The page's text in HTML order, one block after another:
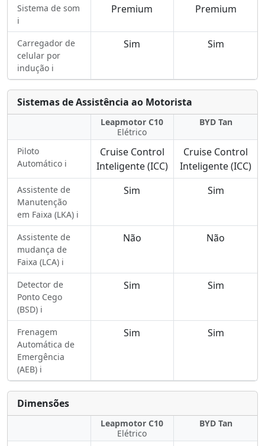
Sistema de som
ℹ️
Premium Premium
Carregador de
celular por
indução ℹ️
Sim Sim
Sistemas de Assistência ao Motorista
Leapmotor C10
Elétrico
BYD Tan
Piloto
Automático ℹ️
Cruise Control
Inteligente (ICC)
Cruise Control
Inteligente (ICC)
Assistente de
Manutenção
em Faixa (LKA) ℹ️
Sim Sim
Assistente de
mudança de
Faixa (LCA) ℹ️
Não Não
Detector de
Ponto Cego
(BSD) ℹ️
Sim Sim
Frenagem
Automática de
Emergência
(AEB) ℹ️
Sim Sim
Dimensões
Leapmotor C10
Elétrico
BYD Tan